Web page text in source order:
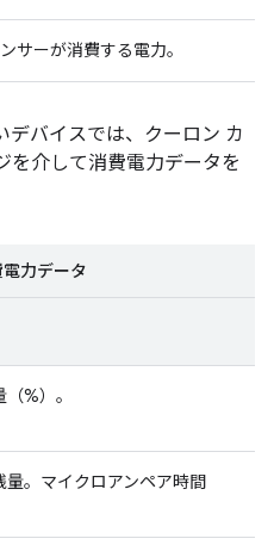
サーが消費する電力。
デバイスでは、クーロン カ
を介して消費電力データを
力データ
%）。
量。マイクロアンペア時間